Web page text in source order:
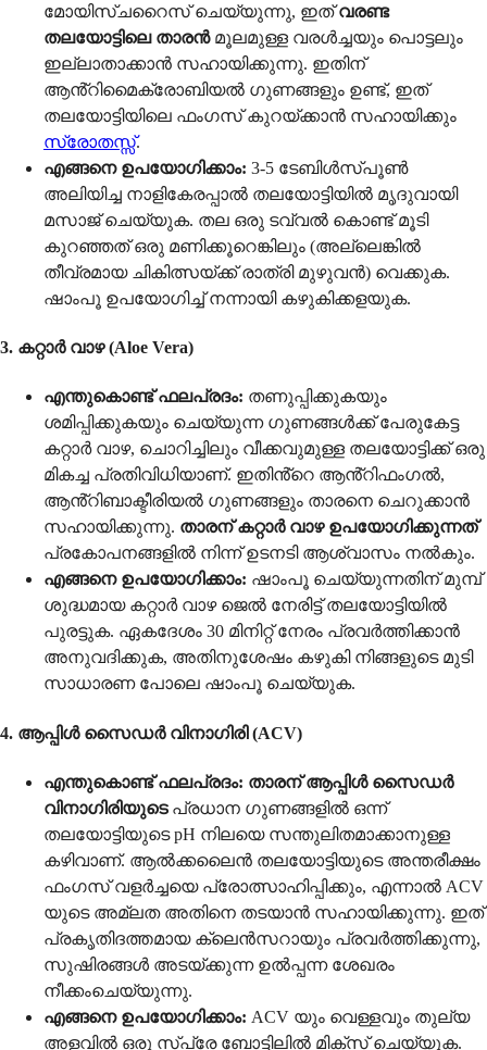
മോയിസ്ചറൈസ് ചെയ്യുന്നു, ഇത്വരണ്ട
തലയോട്ടിലെ താരൻമൂലമുള്ള വരൾച്ചയും പൊട്ടലും
ഇല്ലാതാക്കാൻ സഹായിക്കുന്നു. ഇതിന്
ആൻ്റിമൈക്രോബിയൽ ഗുണങ്ങളും ഉണ്ട്, ഇത്
തലയോട്ടിയിലെ ഫംഗസ് കുറയ്ക്കാൻ സഹായിക്കും
സ്രോതസ്സ്.
എങ്ങനെ ഉപയോഗിക്കാം: 3-5 ടേബിൾസ്പൂൺ
അലിയിച്ച നാളികേരപ്പാൽ തലയോട്ടിയിൽ മൃദുവായി
മസാജ് ചെയ്യുക. തല ഒരു ടവ്വൽ കൊണ്ട് മൂടി
കുറഞ്ഞത് ഒരു മണിക്കൂറെങ്കിലും (അല്ലെങ്കിൽ
തീവ്രമായ ചികിത്സയ്ക്ക് രാത്രി മുഴുവൻ) വെക്കുക.
ഷാംപൂ ഉപയോഗിച്ച് നന്നായി കഴുകിക്കളയുക.
3. കറ്റാർ വാഴ (Aloe Vera)
എന്തുകൊണ്ട് ഫലപ്രദം: തണുപ്പിക്കുകയും
ശമിപ്പിക്കുകയും ചെയ്യുന്ന ഗുണങ്ങൾക്ക് പേരുകേട്ട
കറ്റാർ വാഴ, ചൊറിച്ചിലും വീക്കവുമുള്ള തലയോട്ടിക്ക് ഒരു
മികച്ച പ്രതിവിധിയാണ്. ഇതിൻ്റെ ആൻ്റിഫംഗൽ,
ആൻ്റിബാക്ടീരിയൽ ഗുണങ്ങളും താരനെ ചെറുക്കാൻ
സഹായിക്കുന്നു. താരന് കറ്റാർ വാഴ ഉപയോഗിക്കുന്നത്
പ്രകോപനങ്ങളിൽ നിന്ന് ഉടനടി ആശ്വാസം നൽകും.
എങ്ങനെ ഉപയോഗിക്കാം: ഷാംപൂ ചെയ്യുന്നതിന് മുമ്പ്
ശുദ്ധമായ കറ്റാർ വാഴ ജെൽ നേരിട്ട് തലയോട്ടിയിൽ
പുരട്ടുക. ഏകദേശം 30 മിനിറ്റ് നേരം പ്രവർത്തിക്കാൻ
അനുവദിക്കുക, അതിനുശേഷം കഴുകി നിങ്ങളുടെ മുടി
സാധാരണ പോലെ ഷാംപൂ ചെയ്യുക.
4. ആപ്പിൾ സൈഡർ വിനാഗിരി (ACV)
എന്തുകൊണ്ട് ഫലപ്രദം: താരന് ആപ്പിൾ സൈഡർ
വിനാഗിരിയുടെപ്രധാന ഗുണങ്ങളിൽ ഒന്ന്
തലയോട്ടിയുടെ pH നിലയെ സന്തുലിതമാക്കാനുള്ള
കഴിവാണ്. ആൽക്കലൈൻ തലയോട്ടിയുടെ അന്തരീക്ഷം
ഫംഗസ് വളർച്ചയെ പ്രോത്സാഹിപ്പിക്കും, എന്നാൽ ACV
യുടെ അമ്ലത അതിനെ തടയാൻ സഹായിക്കുന്നു. ഇത്
പ്രകൃതിദത്തമായ ക്ലെൻസറായും പ്രവർത്തിക്കുന്നു,
സുഷിരങ്ങൾ അടയ്ക്കുന്ന ഉൽപ്പന്ന ശേഖരം
നീക്കംചെയ്യുന്നു.
എങ്ങനെ ഉപയോഗിക്കാം: ACV യും വെള്ളവും തുല്യ
അളവിൽ ഒരു സ്പ്രേ ബോട്ടിലിൽ മിക്സ് ചെയ്യുക.